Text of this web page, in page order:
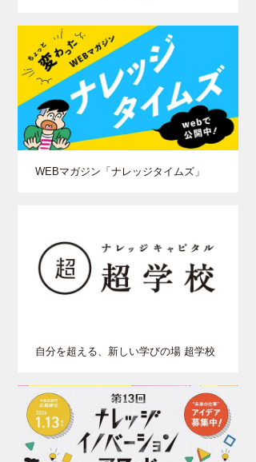
WEBマガジン「ナレッジタイムズ」
自分を超える、新しい学びの場 超学校